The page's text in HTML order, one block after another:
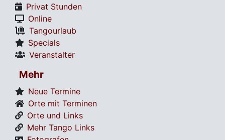
Privat Stunden
Online
Tangourlaub
Specials
Veranstalter
Mehr
Neue Termine
Orte mit Terminen
Orte und Links
Mehr Tango Links